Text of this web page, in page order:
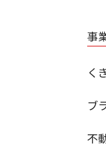
事
く
ブ
不